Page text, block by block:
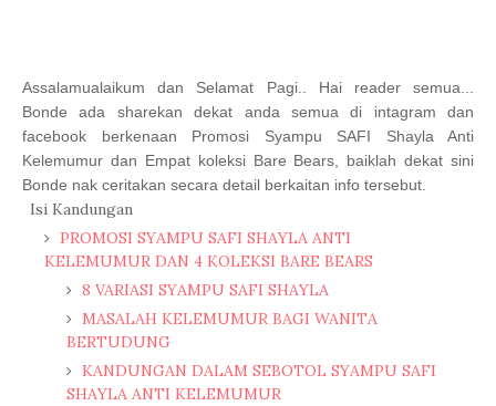
Assalamualaikum dan Selamat Pagi.. Hai reader semua...
Bonde ada sharekan dekat anda semua di intagram dan
facebook berkenaan Promosi Syampu SAFI Shayla Anti
Kelemumur dan Empat koleksi Bare Bears, baiklah dekat sini
Bonde nak ceritakan secara detail berkaitan info tersebut.
Isi Kandungan
PROMOSI SYAMPU SAFI SHAYLA ANTI
KELEMUMUR DAN 4 KOLEKSI BARE BEARS
8 VARIASI SYAMPU SAFI SHAYLA
MASALAH KELEMUMUR BAGI WANITA
BERTUDUNG
KANDUNGAN DALAM SEBOTOL SYAMPU SAFI
SHAYLA ANTI KELEMUMUR